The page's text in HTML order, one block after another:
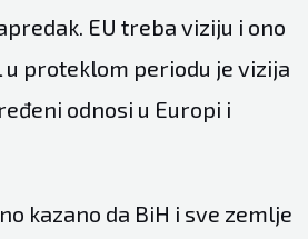
EU treba viziju i ono
proteklom periodu je vizija
odnosi u Europi i
kazano da BiH i sve zemlje